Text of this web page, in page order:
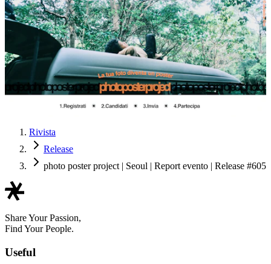
Rivista
Release
photo poster project | Seoul | Report evento | Release #605
Share Your Passion,
Find Your People.
Useful